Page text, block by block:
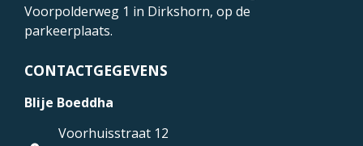
Voorpolderweg 1 in Dirkshorn, op de
parkeerplaats.
CONTACTGEGEVENS
Blije Boeddha
Voorhuisstraat 12